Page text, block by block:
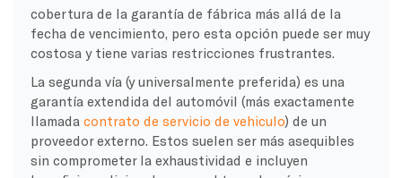
cobertura de la garantía de fábrica más allá de la
fecha de vencimiento, pero esta opción puede ser muy
costosa y tiene varias restricciones frustrantes.
La segunda vía (y universalmente preferida) es una
garantía extendida del automóvil (más exactamente
llamada contrato de servicio de vehiculo) de un
proveedor externo. Estos suelen ser más asequibles
sin comprometer la exhaustividad e incluyen